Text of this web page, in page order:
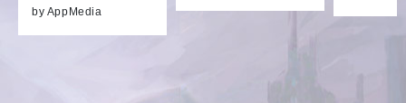
by AppMedia